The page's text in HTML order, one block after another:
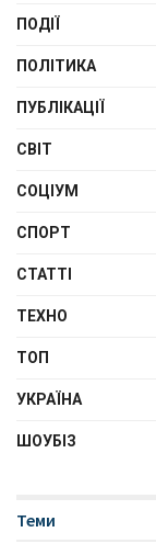
ПОДІЇ
ПОЛІТИКА
ПУБЛІКАЦІЇ
СВІТ
СОЦІУМ
СПОРТ
СТАТТІ
ТЕХНО
ТОП
УКРАЇНА
ШОУБІЗ
Теми